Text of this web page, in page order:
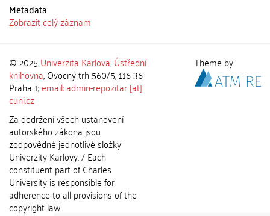
Metadata
Zobrazit celý záznam
© 2025 Univerzita Karlova,Ústřední
knihovna, Ovocný trh 560/5, 116 36
Praha 1;email: admin-repozitar [at]
cuni.cz
Za dodržení všech ustanovení
autorského zákona jsou
zodpovědné jednotlivé složky
Univerzity Karlovy. / Each
constituent part of Charles
University is responsible for
adherence to all provisions of the
copyright law.
Theme by